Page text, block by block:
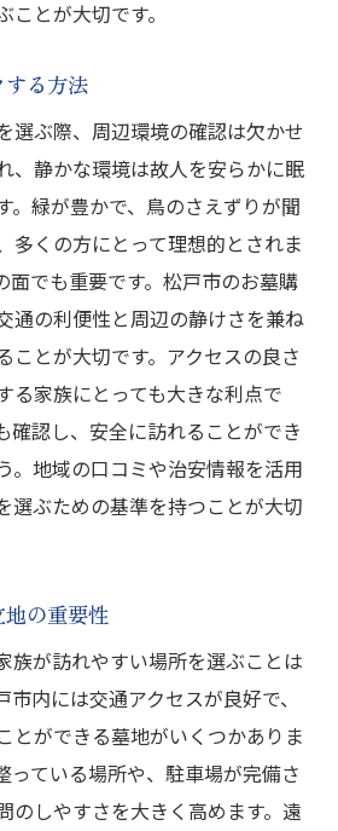
とが大切です。
る方法
選ぶ際、周辺環境の確認は欠かせ
、静かな環境は故人を安らかに眠
。緑が豊かで、鳥のさえずりが聞
多くの方にとって理想的とされま
面でも重要です。松戸市のお墓購
通の利便性と周辺の静けさを兼ね
ことが大切です。アクセスの良さ
る家族にとっても大きな利点で
確認し、安全に訪れることができ
。地域の口コミや治安情報を活用
選ぶための基準を持つことが大切
の重要性
族が訪れやすい場所を選ぶことは
内には交通アクセスが良好で、
とができる墓地がいくつかありま
っている場所や、駐車場が完備さ
のしやすさを大きく高めます。遠